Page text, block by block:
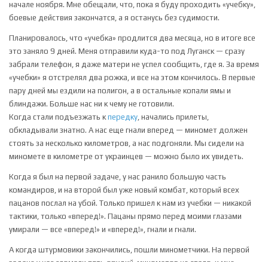
начале ноября. Мне обещали, что, пока я буду проходить «учебку»,
боевые действия закончатся, а я останусь без судимости.
Планировалось, что «учебка» продлится два месяца, но в итоге все
это заняло 9 дней. Меня отправили куда-то под Луганск — сразу
забрали телефон, я даже матери не успел сообщить, где я. За время
«учебки» я отстрелял два рожка, и все на этом кончилось. В первые
пару дней мы ездили на полигон, а в остальные копали ямы и
блиндажи. Больше нас ни к чему не готовили.
Когда стали подъезжать кпередку, начались прилеты,
обкладывали знатно. А нас еще гнали вперед — миномет должен
стоять за несколько километров, а нас подгоняли. Мы сидели на
миномете в километре от украинцев — можно было их увидеть.
Когда я был на первой задаче, у нас ранило большую часть
командиров, и на второй был уже новый комбат, который всех
пацанов послал на убой. Только пришел к нам из учебки — никакой
тактики, только «вперед!». Пацаны прямо перед моими глазами
умирали — все «вперед!» и «вперед!», гнали и гнали.
А когда штурмовики закончились, пошли минометчики. На первой